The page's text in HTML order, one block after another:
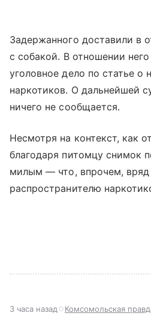
Задержанного доставили в
с собакой. В отношении
уголовное дело по статье о
наркотиков. О дальнейшей
ничего не сообщается.
Несмотря на контекст, как
благодаря питомцу снимок
милым — что, впрочем, вряд
распространителю
3 часа назад Комсомольская